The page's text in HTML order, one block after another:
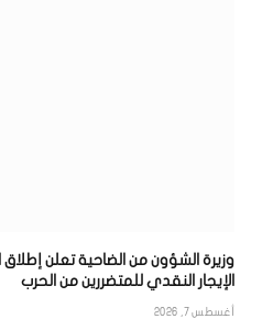
وزيرة الشؤون من الضاحية تعلن إطلاق
الإيجار النقدي للمتضررين من الحرب
أغسطس 7, 2026